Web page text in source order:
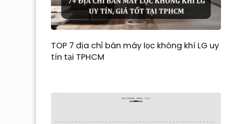
TOP 7 địa chỉ bán máy lọc không khí LG uy
tín tại TPHCM